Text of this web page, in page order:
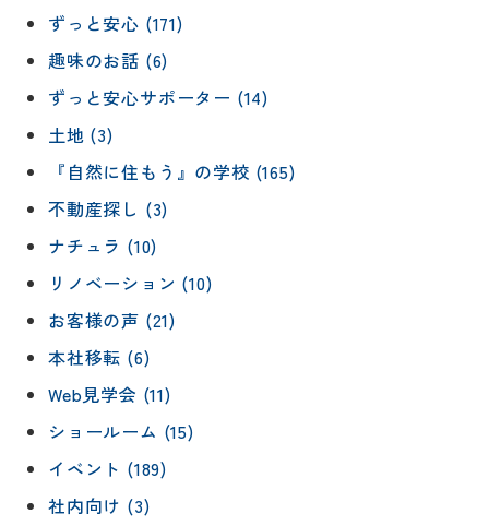
ずっと安心 (171)
趣味のお話 (6)
ずっと安心サポーター (14)
土地 (3)
『自然に住もう』の学校 (165)
不動産探し (3)
ナチュラ (10)
リノベーション (10)
お客様の声 (21)
本社移転 (6)
Web見学会 (11)
ショールーム (15)
イベント (189)
社内向け (3)